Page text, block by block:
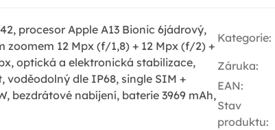
procesor Apple A13 Bionic 6jádrový,
zoomem 12 Mpx (f/1,8) + 12 Mpx (f/2) +
optická a elektronická stabilizace,
voděodolný dle IP68, single SIM +
bezdrátové nabíjení, baterie 3969 mAh,
Kategorie:
Záruka:
EAN:
Stav
produktu: